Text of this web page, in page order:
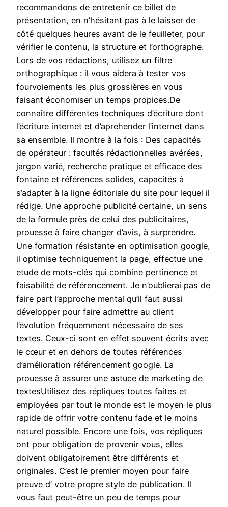
recommandons de entretenir ce billet de
présentation, en n’hésitant pas à le laisser de
côté quelques heures avant de le feuilleter, pour
vérifier le contenu, la structure et l’orthographe.
Lors de vos rédactions, utilisez un filtre
orthographique : il vous aidera à tester vos
fourvoiements les plus grossières en vous
faisant économiser un temps propices.De
connaître différentes techniques d’écriture dont
l’écriture internet et d’aprehender l’internet dans
sa ensemble. Il montre à la fois : Des capacités
de opérateur : facultés rédactionnelles avérées,
jargon varié, recherche pratique et efficace des
fontaine et références solides, capacités à
s’adapter à la ligne éditoriale du site pour lequel il
rédige. Une approche publicité certaine, un sens
de la formule près de celui des publicitaires,
prouesse à faire changer d’avis, à surprendre.
Une formation résistante en optimisation google,
il optimise techniquement la page, effectue une
etude de mots-clés qui combine pertinence et
faisabilité de référencement. Je n’oublierai pas de
faire part l’approche mental qu’il faut aussi
développer pour faire admettre au client
l’évolution fréquemment nécessaire de ses
textes. Ceux-ci sont en effet souvent écrits avec
le cœur et en dehors de toutes références
d’amélioration référencement google. La
prouesse à assurer une astuce de marketing de
textesUtilisez des répliques toutes faites et
employées par tout le monde est le moyen le plus
rapide de offrir votre contenu fade et le moins
naturel possible. Encore une fois, vos répliques
ont pour obligation de provenir vous, elles
doivent obligatoirement être différents et
originales. C’est le premier moyen pour faire
preuve d’ votre propre style de publication. Il
vous faut peut-être un peu de temps pour